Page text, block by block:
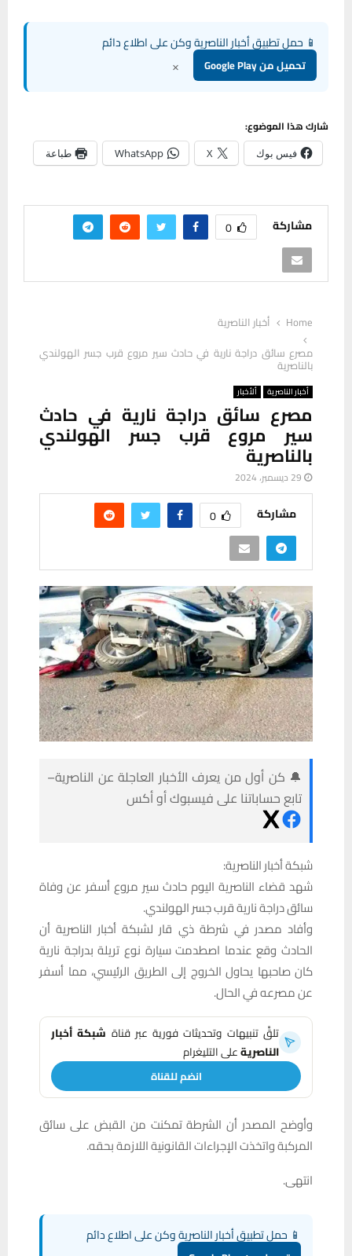
📱 حمل تطبيق أخبار الناصرية وكن على اطلاع دائم
تحميل من Google Play ×
شارك هذا الموضوع:
فيس بوك X
WhatsApp طباعة
مشاركة 0
Home
أخبار الناصرية
مصرع سائق دراجة نارية في حادث سير مروع قرب جسر الهولندي
بالناصرية
أخبار الناصرية ألأخبار
مصرع سائق دراجة نارية في حادث
سير مروع قرب جسر الهولندي
بالناصرية
29 ديسمبر، 2024
مشاركة 0
🔔 كن أول من يعرف الأخبار العاجلة عن الناصرية–
تابع حساباتنا على فيسبوك أو أكس
شبكة أخبار الناصرية:
شهد قضاء الناصرية اليوم حادث سير مروع أسفر عن وفاة
سائق دراجة نارية قرب جسر الهولندي.
وأفاد مصدر في شرطة ذي قار لشبكة أخبار الناصرية أن
الحادث وقع عندما اصطدمت سيارة نوع تريلة بدراجة نارية
كان صاحبها يحاول الخروج إلى الطريق الرئيسي، مما أسفر
عن مصرعه في الحال.
تلقَّ تنبيهات وتحديثات فورية عبر قناة شبكة أخبار
الناصريةعلى التليغرام
انضم للقناة
وأوضح المصدر أن الشرطة تمكنت من القبض على سائق
المركبة واتخذت الإجراءات القانونية اللازمة بحقه.
انتهى.
📱 حمل تطبيق أخبار الناصرية وكن على اطلاع دائم